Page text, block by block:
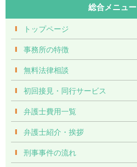
総合メニュー
トップページ
事務所の特徴
無料法律相談
初回接見・同行サービス
弁護士費用一覧
弁護士紹介・挨拶
刑事事件の流れ